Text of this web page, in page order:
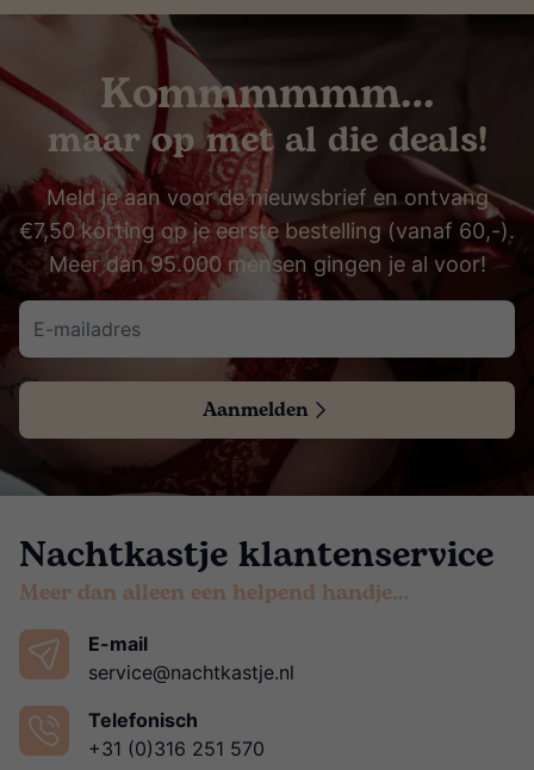
Kommmmmm…
maar op met al die deals!
Meld je aan voor de nieuwsbrief en ontvang
€7,50 korting op je eerste bestelling (vanaf 60,-).
Meer dan 95.000 mensen gingen je al voor!
Aanmelden
Nachtkastje klantenservice
Meer dan alleen een helpend handje…
E-mail
service@nachtkastje.nl
Telefonisch
+31 (0)316 251 570